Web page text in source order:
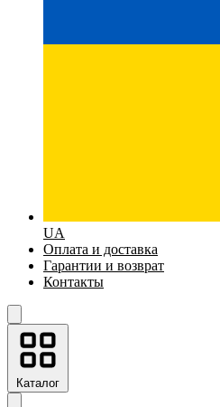
UA
Оплата и доставка
Гарантии и возврат
Контакты
Каталог